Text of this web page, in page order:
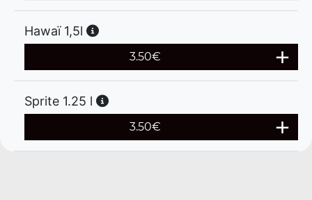
Hawaï 1,5l
3.50€
Sprite 1.25 l
3.50€